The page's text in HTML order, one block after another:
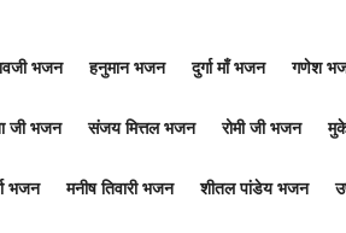
भजन हनुमान भजन दुर्गा माँ भजन गणेश
जी भजन संजय मित्तल भजन रोमी जी भजन
भजन मनीष तिवारी भजन शीतल पांडेय भजन